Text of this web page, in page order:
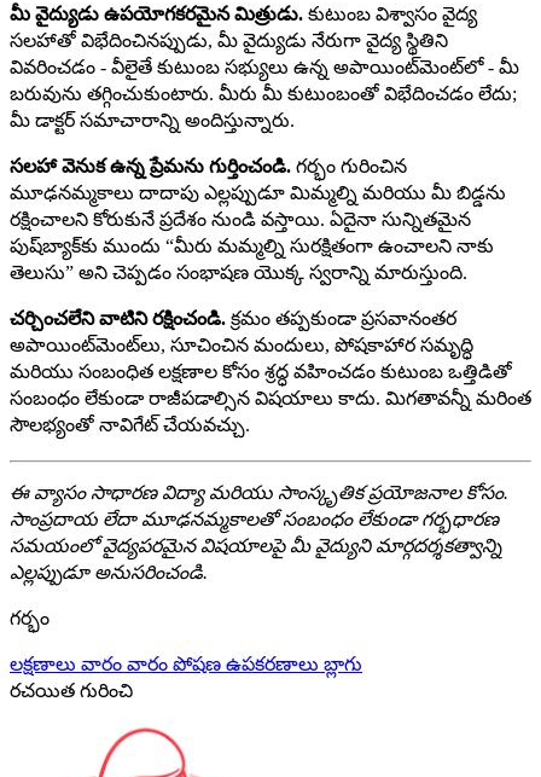
మీ వైద్యుడు ఉపయోగకరమైన మిత్రుడు. కుటుంబ విశ్వాసం వైద్య
సలహాతో విభేదించినప్పుడు, మీ వైద్యుడు నేరుగా వైద్య స్థితిని
వివరించడం - వీలైతే కుటుంబ సభ్యులు ఉన్న అపాయింట్‌మెంట్‌లో - మీ
బరువును తగ్గించుకుంటారు. మీరు మీ కుటుంబంతో విభేదించడం లేదు;
మీ డాక్టర్ సమాచారాన్ని అందిస్తున్నారు.
సలహా వెనుక ఉన్న ప్రేమను గుర్తించండి. గర్భం గురించిన
మూఢనమ్మకాలు దాదాపు ఎల్లప్పుడూ మిమ్మల్ని మరియు మీ బిడ్డను
రక్షించాలని కోరుకునే ప్రదేశం నుండి వస్తాయి. ఏదైనా సున్నితమైన
పుష్‌బ్యాక్‌కు ముందు “మీరు మమ్మల్ని సురక్షితంగా ఉంచాలని నాకు
తెలుసు” అని చెప్పడం సంభాషణ యొక్క స్వరాన్ని మారుస్తుంది.
చర్చించలేని వాటిని రక్షించండి. క్రమం తప్పకుండా ప్రసవానంతర
అపాయింట్‌మెంట్‌లు, సూచించిన మందులు, పోషకాహార సమృద్ధి
మరియు సంబంధిత లక్షణాల కోసం శ్రద్ధ వహించడం కుటుంబ ఒత్తిడితో
సంబంధం లేకుండా రాజీపడాల్సిన విషయాలు కాదు. మిగతావన్నీ మరింత
సౌలభ్యంతో నావిగేట్ చేయవచ్చు.
ఈ వ్యాసం సాధారణ విద్యా మరియు సాంస్కృతిక ప్రయోజనాల కోసం.
సాంప్రదాయ లేదా మూఢనమ్మకాలతో సంబంధం లేకుండా గర్భధారణ
సమయంలో వైద్యపరమైన విషయాలపై మీ వైద్యుని మార్గదర్శకత్వాన్ని
ఎల్లప్పుడూ అనుసరించండి.
గర్భం
లక్షణాలు వారం వారం పోషణ ఉపకరణాలు బ్లాగు
రచయిత గురించి